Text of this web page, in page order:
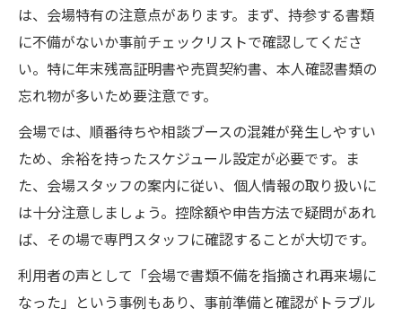
は、会場特有の注意点があります。まず、持参する書類
に不備がないか事前チェックリストで確認してくださ
い。特に年末残高証明書や売買契約書、本人確認書類の
忘れ物が多いため要注意です。
会場では、順番待ちや相談ブースの混雑が発生しやすい
ため、余裕を持ったスケジュール設定が必要です。ま
た、会場スタッフの案内に従い、個人情報の取り扱いに
は十分注意しましょう。控除額や申告方法で疑問があれ
ば、その場で専門スタッフに確認することが大切です。
利用者の声として「会場で書類不備を指摘され再来場に
なった」という事例もあり、事前準備と確認がトラブル